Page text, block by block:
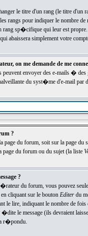
le titre d'un rang (le titre d'un
pour indiquer le nombre de
sp�cifique qui leur est
abaissera simplement votre
on me demande de me
envoyer des e-mails �
du syst�me d'e-mail par
?
du forum, soit sur la page du
du forum ou du sujet (la liste
?
du forum, vous pouvez
cliquant sur le bouton Editerdu
le lire, indiquant le nombre
le message (ils devraient
r�pondu.